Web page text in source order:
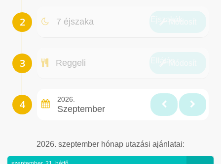
7 éjszaka
Reggeli
2026.
Szeptember
2026. szeptember hónap utazási ajánlatai: